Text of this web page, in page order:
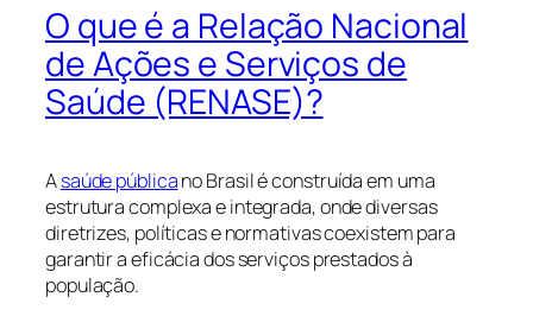
O que é a Relação Nacional
de Ações e Serviços de
Saúde (RENASE)?
Asaúde públicano Brasil é construída em uma
estrutura complexa e integrada, onde diversas
diretrizes, políticas e normativas coexistem para
garantir a eficácia dos serviços prestados à
população.